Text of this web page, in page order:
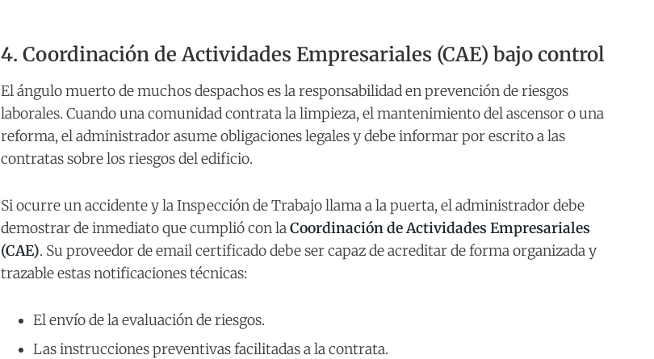
4. Coordinación de Actividades Empresariales (CAE) bajo control
El ángulo muerto de muchos despachos es la responsabilidad en prevención de riesgos
laborales. Cuando una comunidad contrata la limpieza, el mantenimiento del ascensor o una
reforma, el administrador asume obligaciones legales y debe informar por escrito a las
contratas sobre los riesgos del edificio.
Si ocurre un accidente y la Inspección de Trabajo llama a la puerta, el administrador debe
demostrar de inmediato que cumplió con laCoordinación de Actividades Empresariales
(CAE). Su proveedor de email certificado debe ser capaz de acreditar de forma organizada y
trazable estas notificaciones técnicas:
El envío de la evaluación de riesgos.
Las instrucciones preventivas facilitadas a la contrata.